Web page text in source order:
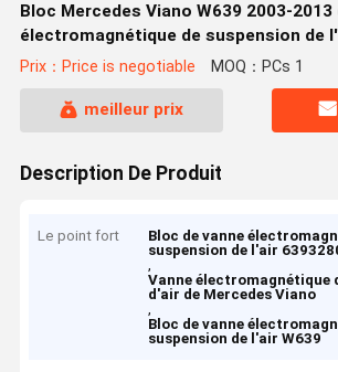
Bloc Mercedes Viano W639 2003-2013
électromagnétique de suspension de
Prix：Price is negotiable MOQ：PCs 1
meilleur prix
Description De Produit
Le point fort
Bloc de vanne
suspension de l'air
,
Vanne électromagnétique
d'air de Mercedes Viano
,
Bloc de vanne
suspension de l'air W639